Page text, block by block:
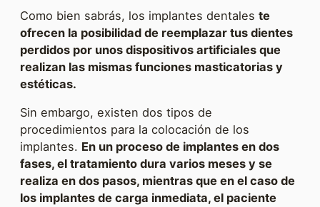
Como bien sabrás, los implantes dentales te
ofrecen la posibilidad de reemplazar tus dientes
perdidos por unos dispositivos artificiales que
realizan las mismas funciones masticatorias y
estéticas.
Sin embargo, existen dos tipos de
procedimientos para la colocación de los
implantes. En un proceso de implantes en dos
fases, el tratamiento dura varios meses y se
realiza en dos pasos, mientras que en el caso de
los implantes de carga inmediata, el paciente